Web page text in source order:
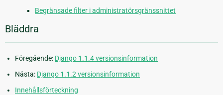
Begränsade filter i administratörsgränssnittet
Bläddra
Föregående: Django 1.1.4 versionsinformation
Nästa: Django 1.1.2 versionsinformation
Innehållsförteckning